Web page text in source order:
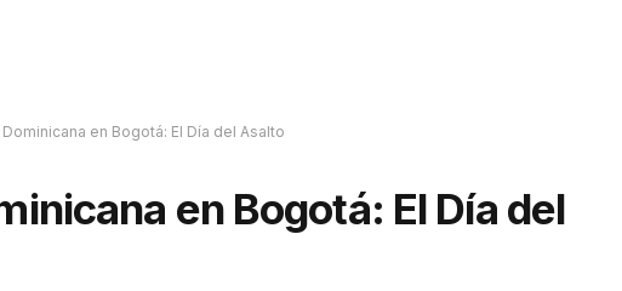
en Bogotá: El Día del Asalto
en Bogotá: El Día del